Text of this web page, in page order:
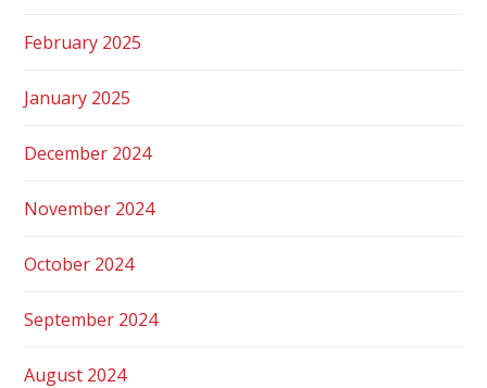
February 2025
January 2025
December 2024
November 2024
October 2024
September 2024
August 2024